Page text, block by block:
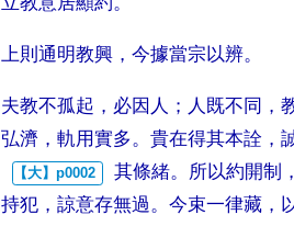
上則通明教興 ，今據當宗以辨。
夫教不孤起 ， 必因人 ； 人既不同 ，
弘濟 ，軌用實多。貴在得其本詮 ，
其條緒。 所以約開制
持犯 ，諒意存無過。今束一律藏 ，